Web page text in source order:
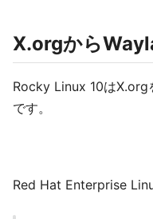
X.orgから
Rocky Linux 10はX.org
です。
Red Hat Enterprise